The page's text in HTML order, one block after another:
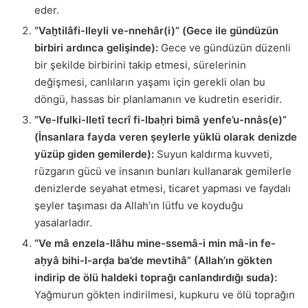
eder.
“Vaḫtilâfi-lleyli ve-nnehâr(i)” (Gece ile gündüzün
birbiri ardınca gelişinde): Gece ve gündüzün düzenli
bir şekilde birbirini takip etmesi, sürelerinin
değişmesi, canlıların yaşamı için gerekli olan bu
döngü, hassas bir planlamanın ve kudretin eseridir.
“Ve-lfulki-lletî tecrî fi-lbaḥri bimâ yenfe’u-nnâs(e)”
(İnsanlara fayda veren şeylerle yüklü olarak denizde
yüzüp giden gemilerde): Suyun kaldırma kuvveti,
rüzgarın gücü ve insanın bunları kullanarak gemilerle
denizlerde seyahat etmesi, ticaret yapması ve faydalı
şeyler taşıması da Allah’ın lütfu ve koyduğu
yasalarladır.
“Ve mâ enzela-llâhu mine-ssemâ-i min mâ-in fe-
aḥyâ bihi-l-arḍa ba’de mevtihâ” (Allah’ın gökten
indirip de ölü haldeki toprağı canlandırdığı suda):
Yağmurun gökten indirilmesi, kupkuru ve ölü toprağın